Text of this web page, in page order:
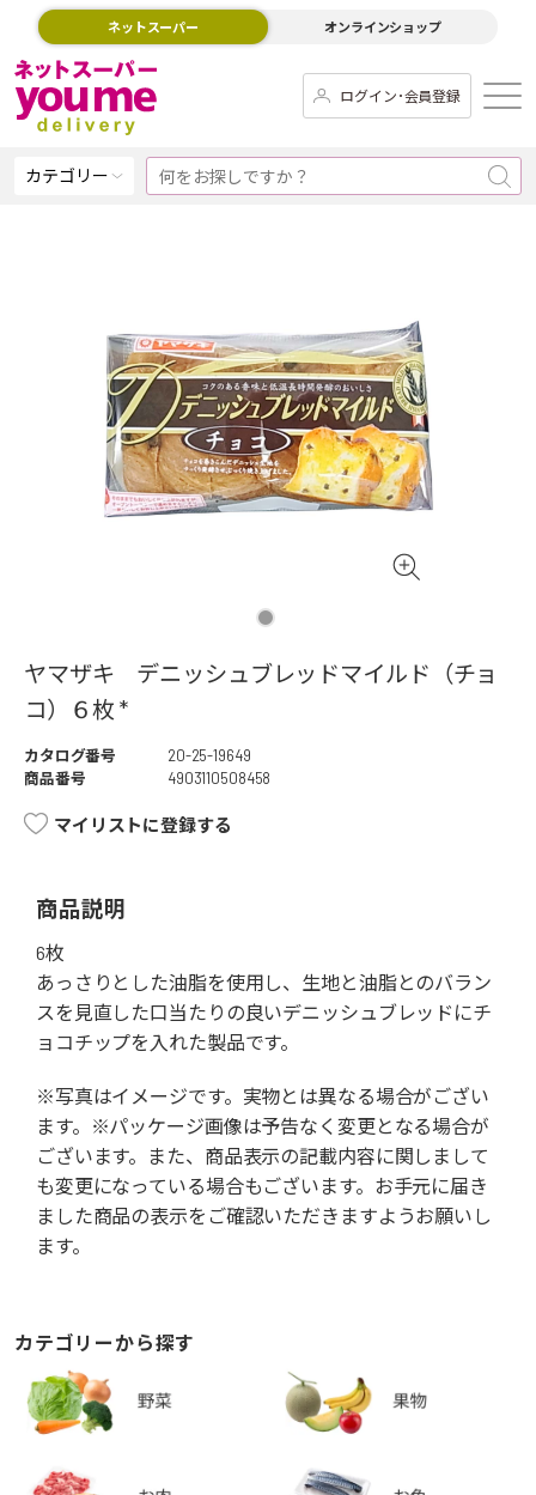
ネットスーパー オンラインショップ
ログイン･会員登録
カテゴリー
ヤマザキ デニッシュブレッドマイルド（チョ
コ）６枚 *
カタログ番号
20-25-19649
商品番号
4903110508458
マイリストに登録する
商品説明
6枚
あっさりとした油脂を使用し、生地と油脂とのバラン
スを見直した口当たりの良いデニッシュブレッドにチ
ョコチップを入れた製品です。
※写真はイメージです。実物とは異なる場合がござい
ます。※パッケージ画像は予告なく変更となる場合が
ございます。また、商品表示の記載内容に関しまして
も変更になっている場合もございます。お手元に届き
ました商品の表示をご確認いただきますようお願いし
ます。
カテゴリーから探す